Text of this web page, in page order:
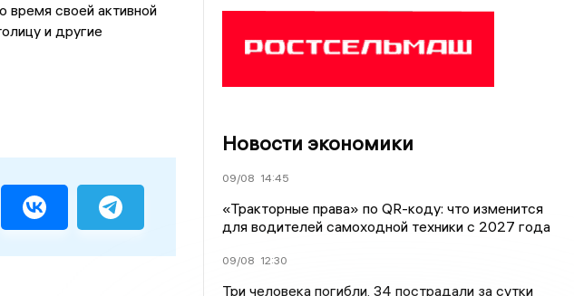
время своей активной
и другие
Новости экономики
09/08 14:45
«Тракторные права» по QR-коду: что изменится
для водителей самоходной техники с 2027 года
09/08 12:30
Три человека погибли, 34 пострадали за сутки